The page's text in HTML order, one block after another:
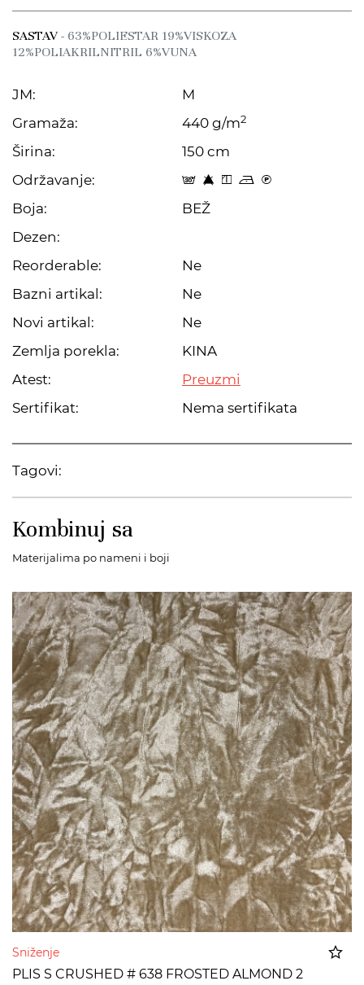
SASTAV- 63%POLIESTAR 19%VISKOZA
12%POLIAKRILNITRIL 6%VUNA
JM:
M
Gramaža:
440 g/m2
Širina:
150 cm
Održavanje:
s 8 y o C
Boja:
BEŽ
Dezen:
Reorderable:
Ne
Bazni artikal:
Ne
Novi artikal:
Ne
Zemlja porekla:
KINA
Atest:
Preuzmi
Sertifikat:
Nema sertifikata
Tagovi:
Kombinuj sa
Materijalima po nameni i boji
Sniženje
PLIS S CRUSHED # 638 FROSTED ALMOND 2